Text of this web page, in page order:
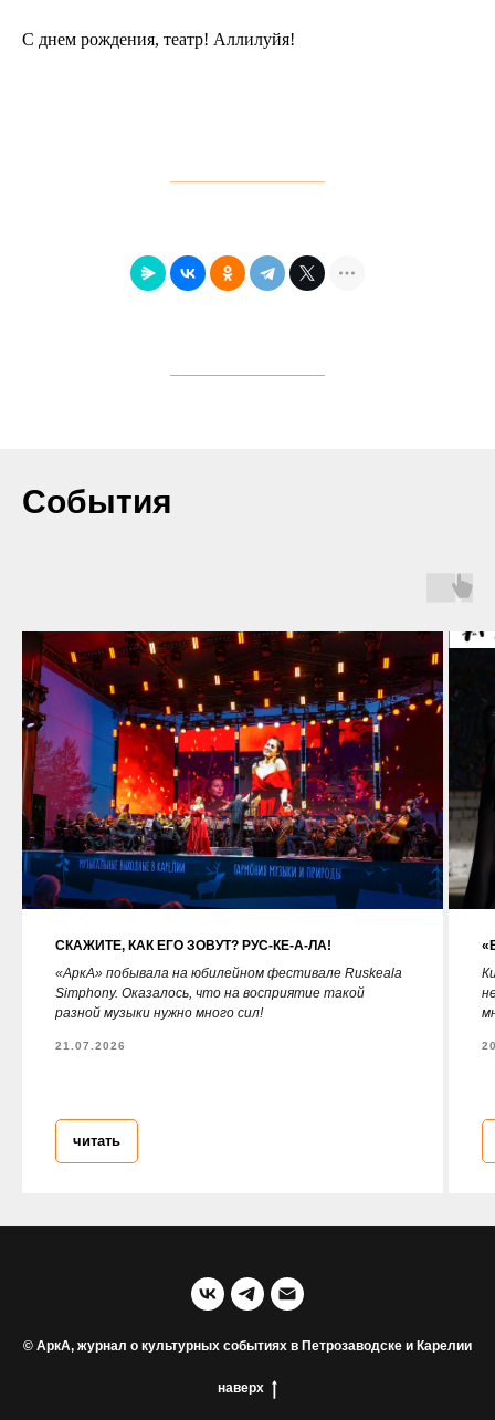
С днем рождения, театр! Аллилуйя!
События
СКАЖИТЕ, КАК ЕГО ЗОВУТ? РУС-КЕ-А-ЛА!
«АркА» побывала на юбилейном фестивале Ruskeala
Simphony. Оказалось, что на восприятие такой
разной музыки нужно много сил!
21.07.2026
читать
© АркА, журнал о культурных событиях в Петрозаводске и Карелии
наверх